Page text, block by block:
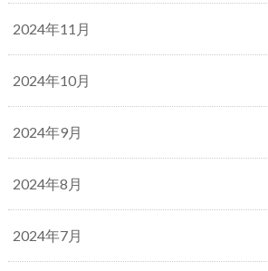
2024年11月
2024年10月
2024年9月
2024年8月
2024年7月